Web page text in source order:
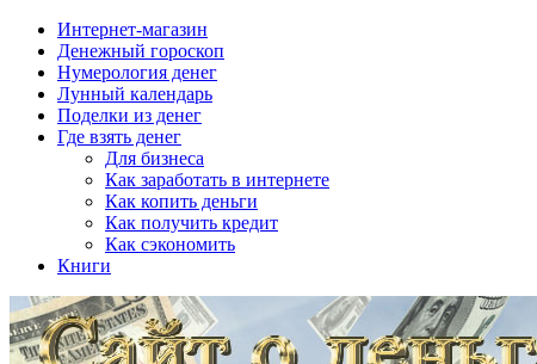
Интернет-магазин
Денежный гороскоп
Нумерология денег
Лунный календарь
Поделки из денег
Где взять денег
Для бизнеса
Как заработать в интернете
Как копить деньги
Как получить кредит
Как сэкономить
Книги